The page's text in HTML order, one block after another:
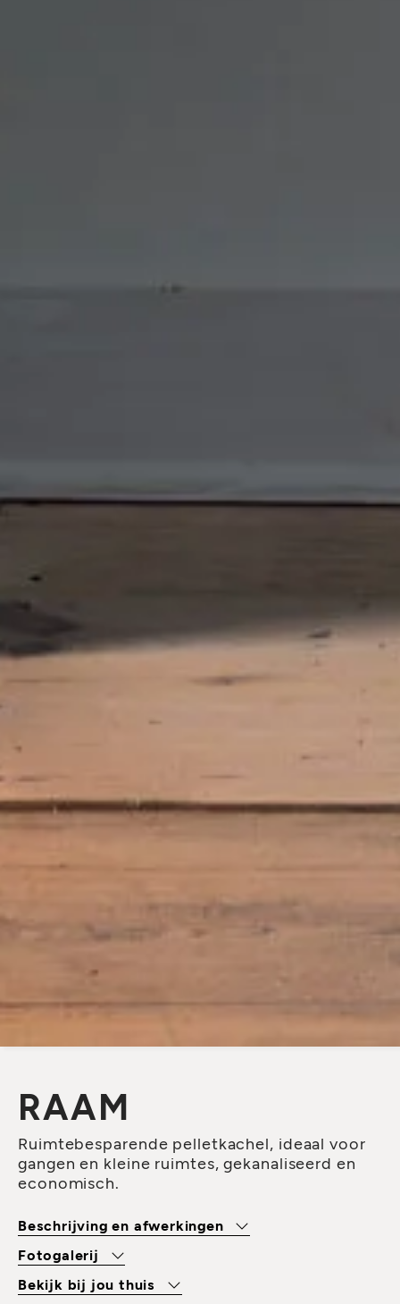
RAAM
Ruimtebesparende pelletkachel, ideaal voor
gangen en kleine ruimtes, gekanaliseerd en
economisch.
Beschrijving en afwerkingen
Fotogalerij
Bekijk bij jou thuis